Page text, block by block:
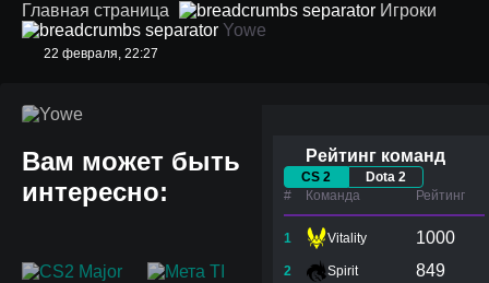
Главная страница
Игроки
Yowe
22 февраля, 22:27
Yowe
Вам может быть
интересно:
Рейтинг команд
CS 2
Dota 2
#
Команда Рейтинг
1 Vitality 1000
2 Spirit 849